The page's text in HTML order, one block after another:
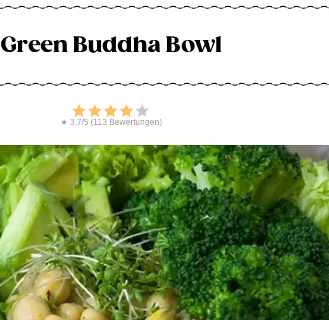
Green Buddha Bowl
Bewerten
★ 3,7/5 (113 Bewertungen)